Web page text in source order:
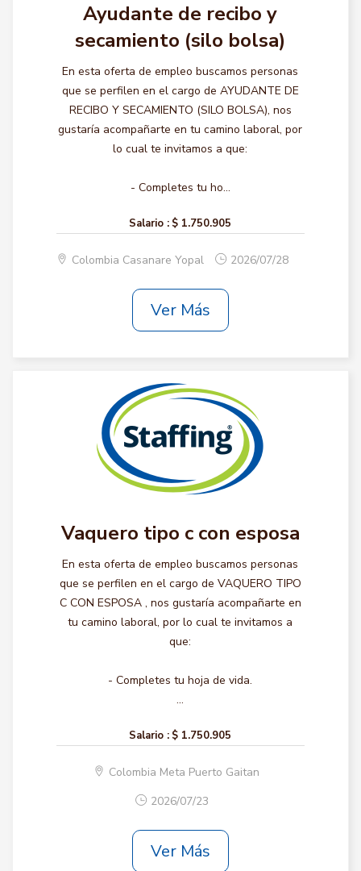
Ayudante de recibo y
secamiento (silo bolsa)
En esta oferta de empleo buscamos personas
que se perfilen en el cargo de AYUDANTE DE
RECIBO Y SECAMIENTO (SILO BOLSA), nos
gustaría acompañarte en tu camino laboral, por
lo cual te invitamos a que:
- Completes tu ho...
Salario : $ 1.750.905
Colombia Casanare Yopal 2026/07/28
Ver Más
Vaquero tipo c con esposa
En esta oferta de empleo buscamos personas
que se perfilen en el cargo de VAQUERO TIPO
C CON ESPOSA , nos gustaría acompañarte en
tu camino laboral, por lo cual te invitamos a
que:
- Completes tu hoja de vida.
...
Salario : $ 1.750.905
Colombia Meta Puerto Gaitan
2026/07/23
Ver Más